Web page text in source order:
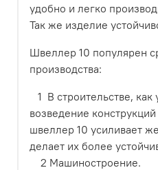
удобно и легко
Так же изделие
Швеллер 10 популярен
производства:
1 В строительстве, как
возведение
швеллер 10 усиливает
делает их более
2 Машиностроение.